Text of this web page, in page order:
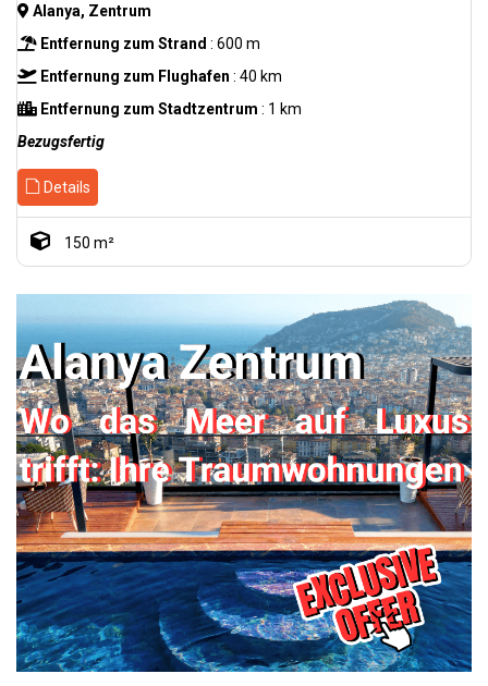
Alanya, Zentrum
Entfernung zum Strand : 600 m
Entfernung zum Flughafen : 40 km
Entfernung zum Stadtzentrum : 1 km
Bezugsfertig
Details
150 m²